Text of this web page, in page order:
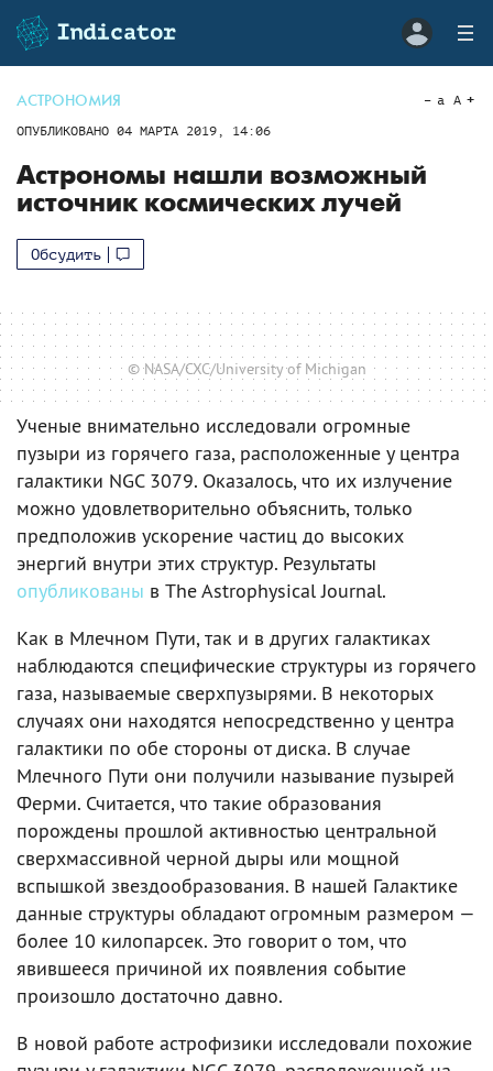
АСТРОНОМИЯ
ОПУБЛИКОВАНО 04 МАРТА 2019, 14:06
a A
Астрономы нашли возможный
источник космических лучей
Обсудить
© NASA/CXC/University of Michigan
Ученые внимательно исследовали огромные
пузыри из горячего газа, расположенные у центра
галактики NGC 3079. Оказалось, что их излучение
можно удовлетворительно объяснить, только
предположив ускорение частиц до высоких
энергий внутри этих структур. Результаты
опубликованы в The Astrophysical Journal.
Как в Млечном Пути, так и в других галактиках
наблюдаются специфические структуры из горячего
газа, называемые сверхпузырями. В некоторых
случаях они находятся непосредственно у центра
галактики по обе стороны от диска. В случае
Млечного Пути они получили называние пузырей
Ферми. Считается, что такие образования
порождены прошлой активностью центральной
сверхмассивной черной дыры или мощной
вспышкой звездообразования. В нашей Галактике
данные структуры обладают огромным размером —
более 10 килопарсек. Это говорит о том, что
явившееся причиной их появления событие
произошло достаточно давно.
В новой работе астрофизики исследовали похожие